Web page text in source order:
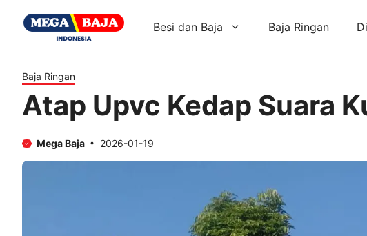
Besi dan Baja Baja Ringan
Baja Ringan
Atap Upvc Kedap Suara
Mega Baja 2026-01-19